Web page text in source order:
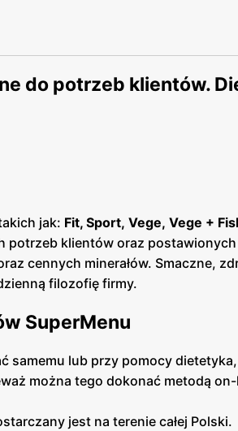
do potrzeb klientów.
jak: Fit, Sport, Vege, Vege +
potrzeb klientów oraz postawionych
cennych minerałów. Smaczne,
filozofię firmy.
SuperMenu
samemu lub przy pomocy dietetyka,
można tego dokonać metodą
jest na terenie całej Polski.